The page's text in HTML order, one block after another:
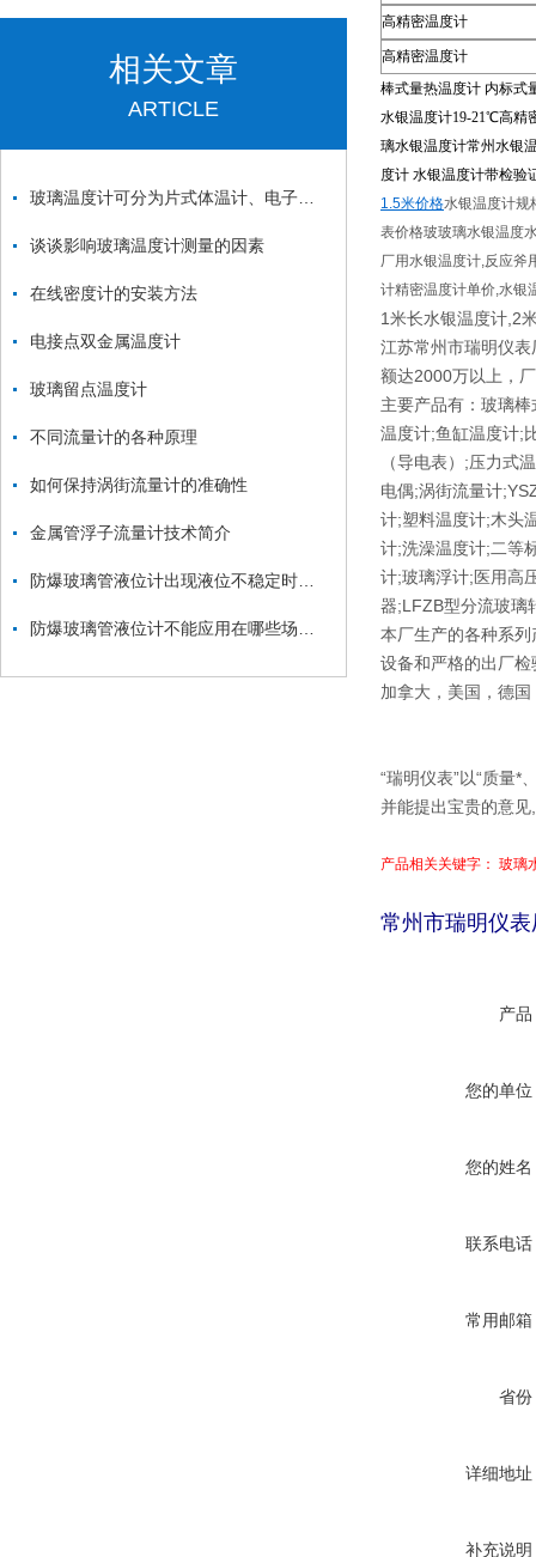
相关文章
ARTICLE
谈谈影响玻璃温度计测量的因素
在线密度计的安装方法
电接点双金属温度计
玻璃留点温度计
不同流量计的各种原理
如何保持涡街流量计的准确性
金属管浮子流量计技术简介
高精密温度计
高精密温度计
棒式量热温度计 内标式
水银温度计19-21℃高精
璃水银温度计常州水银
度计 水银温度计带检验
1.5米价格水银温度计规
表价格玻玻璃水银温度
厂用水银温度计,反应斧
计精密温度计单价,水银
1米长水银温度计,2
江苏常州市瑞明仪
额达2000万以上，
主要产品有：玻璃
温度计;鱼缸温度计;
（导电表）;压力式
电偶;涡街流量计
计;塑料温度计;木头
计;洗澡温度计;二等
计;玻璃浮计;医用高
器;LFZB型分流玻璃
本厂生产的各种系
设备和严格的出厂
加拿大，美国，德
“瑞明仪表”以“质量
并能提出宝贵的意
产品相关关键字： 玻璃
常州市瑞明仪表
产品
您的单位
您的姓名
联系电话
常用邮箱
省份
详细地址
补充说明